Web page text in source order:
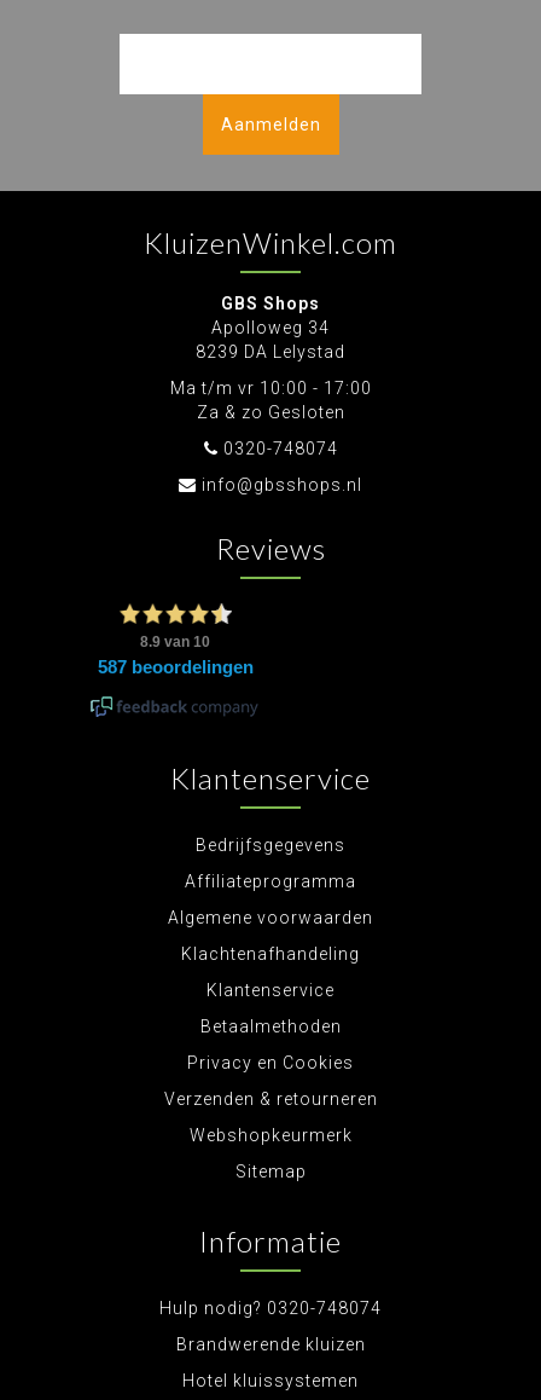
Aanmelden
KluizenWinkel.com
GBS Shops
Apolloweg 34
8239 DA Lelystad
Ma t/m vr 10:00 - 17:00
Za & zo Gesloten
0320-748074
info@gbsshops.nl
Reviews
Klantenservice
Bedrijfsgegevens
Affiliateprogramma
Algemene voorwaarden
Klachtenafhandeling
Klantenservice
Betaalmethoden
Privacy en Cookies
Verzenden & retourneren
Webshopkeurmerk
Sitemap
Informatie
Hulp nodig? 0320-748074
Brandwerende kluizen
Hotel kluissystemen